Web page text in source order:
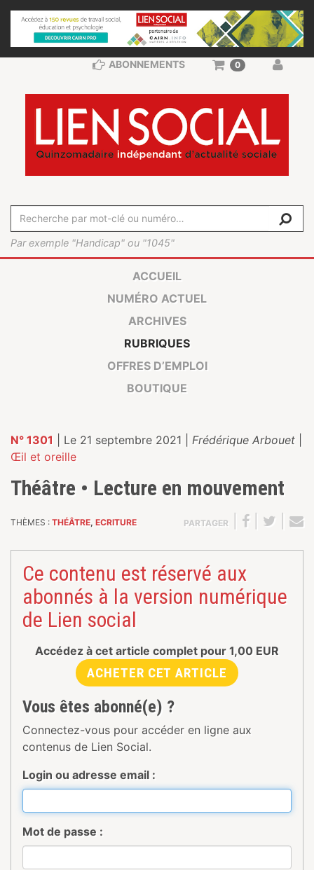
Par exemple "Handicap" ou "1045"
ABONNEMENTS 0
ACCUEIL
NUMÉRO ACTUEL
ARCHIVES
RUBRIQUES
OFFRES D’EMPLOI
BOUTIQUE
N° 1301 | Le 21 septembre 2021 | Frédérique Arbouet
Œil et oreille
Théâtre • Lecture en mouvement
THÈMES : THÉÂTRE, ECRITURE PARTAGER
Ce contenu est réservé aux
abonnés à la version numérique
de Lien social
Accédez à cet article complet pour 1,00 EUR
ACHETER CET ARTICLE
Vous êtes abonné(e) ?
Connectez-vous pour accéder en ligne aux
contenus de Lien Social.
Login ou adresse email :
Mot de passe :